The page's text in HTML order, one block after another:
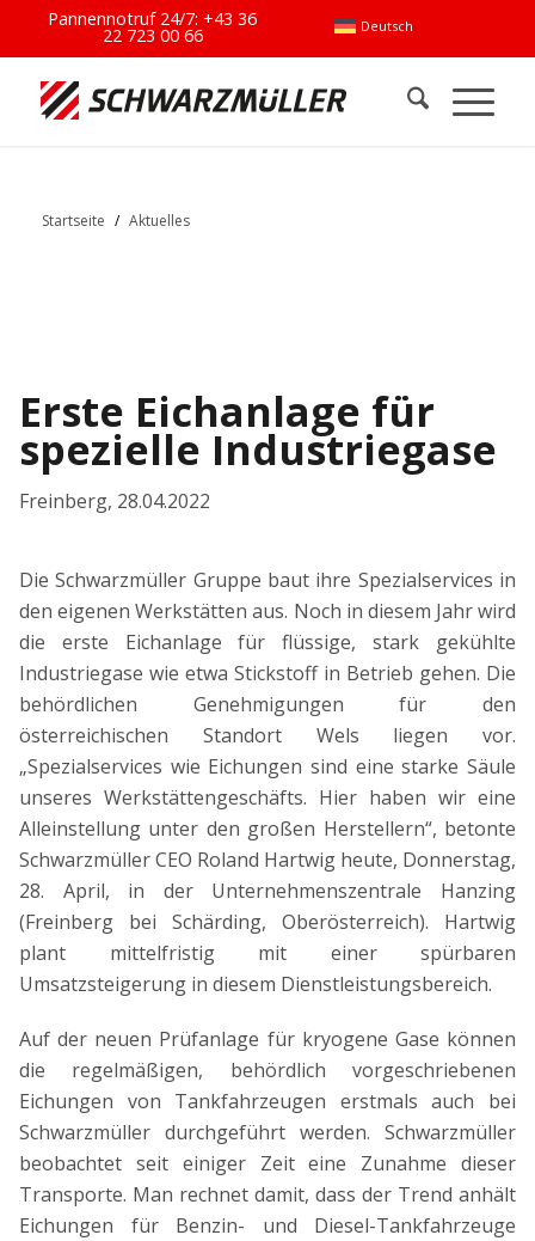
Deutsch
Pannennotruf 24/7:+43 36
22 723 00 66
Startseite / Aktuelles
Erste Eichanlage für
spezielle Industriegase
Freinberg, 28.04.2022
Die Schwarzmüller Gruppe baut ihre Spezialservices in
den eigenen Werkstätten aus. Noch in diesem Jahr wird
die erste Eichanlage für flüssige, stark gekühlte
Industriegase wie etwa Stickstoff in Betrieb gehen. Die
behördlichen Genehmigungen für den
österreichischen Standort Wels liegen vor.
„Spezialservices wie Eichungen sind eine starke Säule
unseres Werkstättengeschäfts. Hier haben wir eine
Alleinstellung unter den großen Herstellern“, betonte
Schwarzmüller CEO Roland Hartwig heute, Donnerstag,
28. April, in der Unternehmenszentrale Hanzing
(Freinberg bei Schärding, Oberösterreich). Hartwig
plant mittelfristig mit einer spürbaren
Umsatzsteigerung in diesem Dienstleistungsbereich.
Auf der neuen Prüfanlage für kryogene Gase können
die regelmäßigen, behördlich vorgeschriebenen
Eichungen von Tankfahrzeugen erstmals auch bei
Schwarzmüller durchgeführt werden. Schwarzmüller
beobachtet seit einiger Zeit eine Zunahme dieser
Transporte. Man rechnet damit, dass der Trend anhält
Eichungen für Benzin- und Diesel-Tankfahrzeuge